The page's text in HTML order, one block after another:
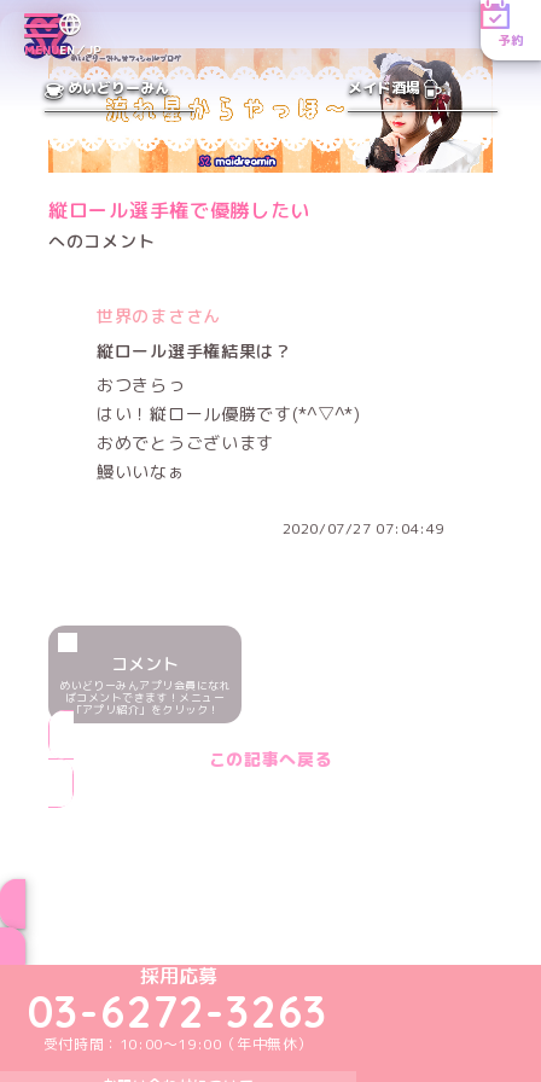
MENUEN／JP
予約
めいどりーみん メイド酒場
縦ロール選手権で優勝したい
へのコメント
世界のまささん
縦ロール選手権結果は？
おつきらっ
はい！縦ロール優勝です(*^▽^*)
おめでとうございます
鰻いいなぁ
2020/07/27 07:04:49
コメント
めいどりーみんアプリ会員になれ
ばコメントできます！メニュー
「アプリ紹介」をクリック！
この記事へ戻る
めいどりーみんTikTok公式アカウント
めいどりーみんX公式アカウント
めいどりーみんInstagram公式アカウント
めいどりーみんFacebook公式アカウン
めいどりーみんYouTube公式アカ
採用応募
03-6272-3263
受付時間：10:00～19:00（年中無休）